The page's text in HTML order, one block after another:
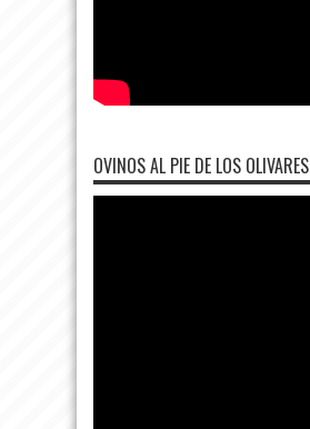
OVINOS AL PIE DE LOS OLIVARES